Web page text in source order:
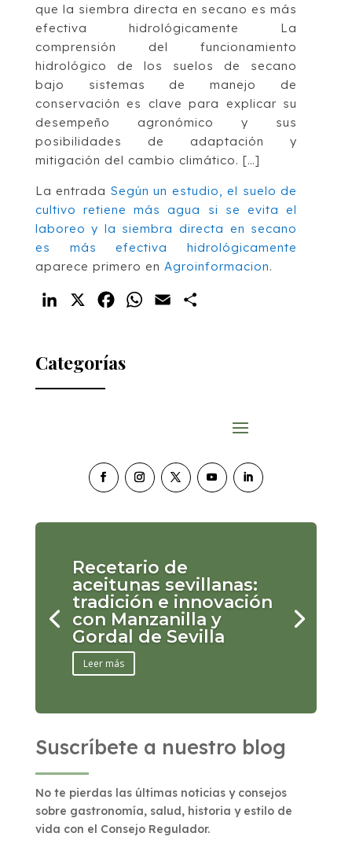
que la siembra directa en secano es más
efectiva hidrológicamente La
comprensión del funcionamiento
hidrológico de los suelos de secano
bajo sistemas de manejo de
conservación es clave para explicar su
desempeño agronómico y sus
posibilidades de adaptación y
mitigación del cambio climático. […]
La entrada Según un estudio, el suelo de
cultivo retiene más agua si se evita el
laboreo y la siembra directa en secano
es más efectiva hidrológicamente
aparece primero en Agroinformacion.
LinkedIn FacebookWhatsApp
Email
Categorías
Recetario de
aceitunas sevillanas:
tradición e innovación
con Manzanilla y
Gordal de Sevilla
Leer más
Suscríbete a nuestro blog
No te pierdas las últimas noticias y consejos
sobre gastronomía, salud, historia y estilo de
vida con el Consejo Regulador.